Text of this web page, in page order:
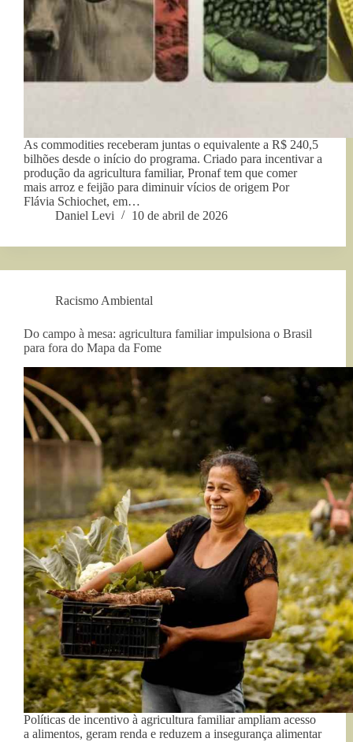
As commodities receberam juntas o equivalente a R$ 240,5
bilhões desde o início do programa. Criado para incentivar a
produção da agricultura familiar, Pronaf tem que comer
mais arroz e feijão para diminuir vícios de origem Por
Flávia Schiochet, em…
Daniel Levi
10 de abril de 2026
Racismo Ambiental
Do campo à mesa: agricultura familiar impulsiona o Brasil
para fora do Mapa da Fome
Políticas de incentivo à agricultura familiar ampliam acesso
a alimentos, geram renda e reduzem a insegurança alimentar